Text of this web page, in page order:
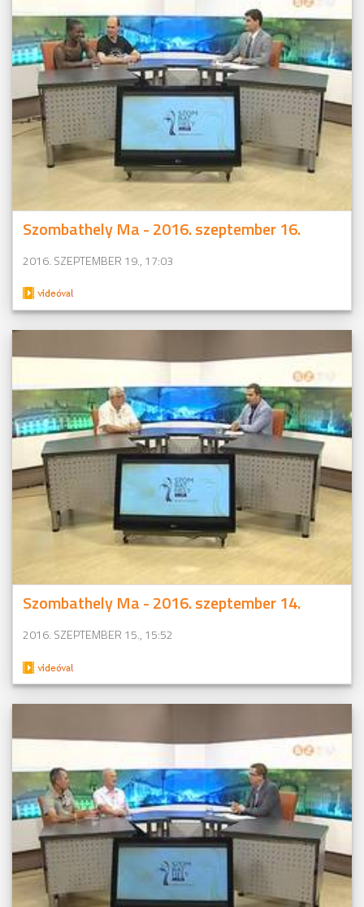
Szombathely Ma - 2016. szeptember 16.
2016. SZEPTEMBER 19., 17:03
Szombathely Ma - 2016. szeptember 14.
2016. SZEPTEMBER 15., 15:52